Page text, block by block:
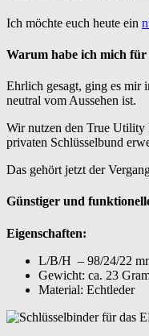
Ich möchte euch heute ein
Warum habe ich mich
Ehrlich gesagt, ging es mir
neutral vom Aussehen ist.
Wir nutzen den True Utility
privaten Schlüsselbund
Das gehört jetzt der
Günstiger und
Eigenschaften:
L/B/H – 98/24/22
Gewicht: ca. 23
Material: Echtleder